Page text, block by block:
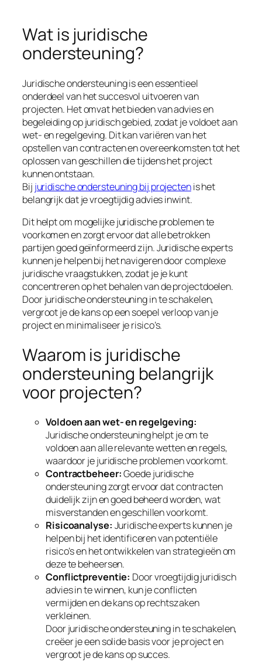
Wat is juridische
ondersteuning?
Juridische ondersteuning is een essentieel
onderdeel van het succesvol uitvoeren van
projecten. Het omvat het bieden van advies en
begeleiding op juridisch gebied, zodat je voldoet aan
wet- en regelgeving. Dit kan variëren van het
opstellen van contracten en overeenkomsten tot het
oplossen van geschillen die tijdens het project
kunnen ontstaan.
Bij juridische ondersteuning bij projectenis het
belangrijk dat je vroegtijdig advies inwint.
Dit helpt om mogelijke juridische problemen te
voorkomen en zorgt ervoor dat alle betrokken
partijen goed geïnformeerd zijn. Juridische experts
kunnen je helpen bij het navigeren door complexe
juridische vraagstukken, zodat je je kunt
concentreren op het behalen van de projectdoelen.
Door juridische ondersteuning in te schakelen,
vergroot je de kans op een soepel verloop van je
project en minimaliseer je risico’s.
Waarom is juridische
ondersteuning belangrijk
voor projecten?
Voldoen aan wet- en regelgeving:
Juridische ondersteuning helpt je om te
voldoen aan alle relevante wetten en regels,
waardoor je juridische problemen voorkomt.
Contractbeheer:Goede juridische
ondersteuning zorgt ervoor dat contracten
duidelijk zijn en goed beheerd worden, wat
misverstanden en geschillen voorkomt.
Risicoanalyse: Juridische experts kunnen je
helpen bij het identificeren van potentiële
risico’s en het ontwikkelen van strategieën om
deze te beheersen.
Conflictpreventie: Door vroegtijdig juridisch
advies in te winnen, kun je conflicten
vermijden en de kans op rechtszaken
verkleinen.
Door juridische ondersteuning in te schakelen,
creëer je een solide basis voor je project en
vergroot je de kans op succes.